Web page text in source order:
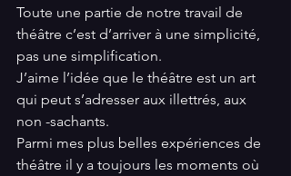
Toute une partie de notre travail de
théâtre c’est d’arriver à une simplicité,
pas une simplification.
J’aime l’idée que le théâtre est un art
qui peut s’adresser aux illettrés, aux
non -sachants.
Parmi mes plus belles expériences de
théâtre il y a toujours les moments où